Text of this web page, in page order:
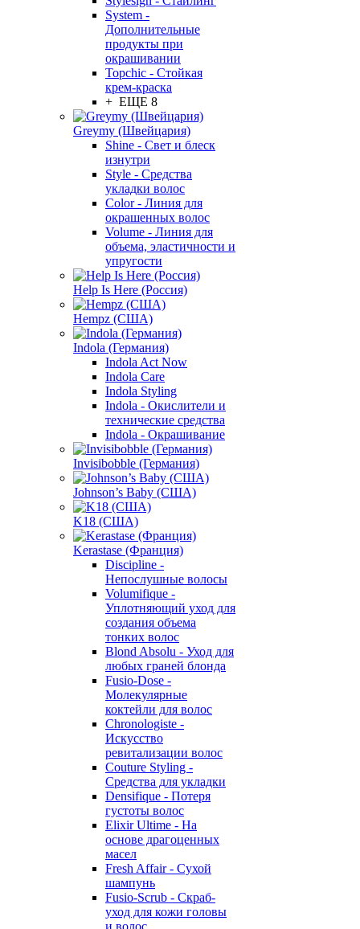
System -
Дополнительные
продукты при
окрашивании
Topchic - Стойкая
крем-краска
+ ЕЩЕ 8
Greymy (Швейцария)
Shine - Свет и блеск
изнутри
Style - Средства
укладки волос
Color - Линия для
окрашенных волос
Volume - Линия для
объема, эластичности и
упругости
Help Is Here (Россия)
Hempz (США)
Indola (Германия)
Indola Act Now
Indola Care
Indola Styling
Indola - Окислители и
технические средства
Indola - Окрашивание
Invisibobble (Германия)
Johnson’s Baby (США)
K18 (США)
Kerastase (Франция)
Discipline -
Непослушные волосы
Volumifique -
Уплотняющий уход для
создания объема
тонких волос
Blond Absolu - Уход для
любых граней блонда
Fusio-Dose -
Молекулярные
коктейли для волос
Chronologiste -
Искусство
ревитализации волос
Couture Styling -
Средства для укладки
Densifique - Потеря
густоты волос
Elixir Ultime - На
основе драгоценных
масел
Fresh Affair - Сухой
шампунь
Fusio-Scrub - Скраб-
уход для кожи головы
и волос